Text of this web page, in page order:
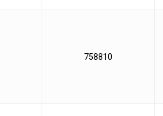
758810